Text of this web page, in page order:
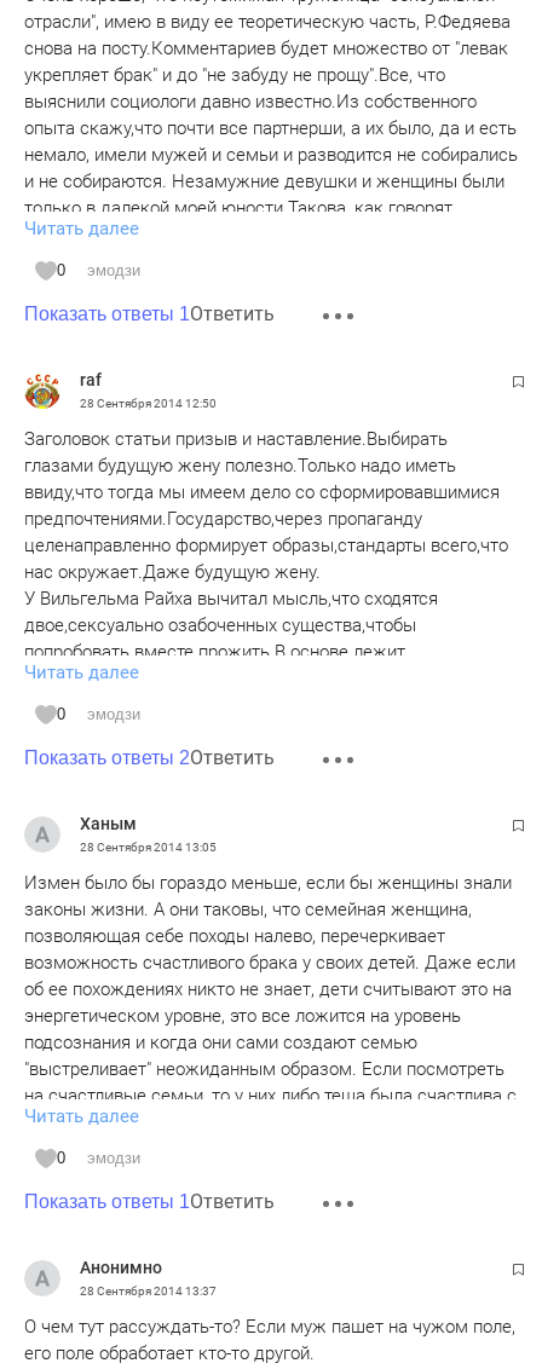
отрасли", имею в виду ее теоретическую часть, Р.Федяева
снова на посту.Комментариев будет множество от "левак
укрепляет брак" и до "не забуду не прощу".Все, что
выяснили социологи давно известно.Из собственного
опыта скажу,что почти все партнерши, а их было, да и есть
немало, имели мужей и семьи и разводится не собирались
и не собираются. Незамужние девушки и женщины были
только в далекой моей юности.Такова, как говорят
многоопытнейшие в этой части человеческой жизни
французы: "се ля ви". И ничего тут не изменишь.А
Р.Федяевой желаю успеха и не только в постах, но и в
личной жизни. Почему то многие умные и даже красивые
исключение из этого числа.
Читать далее
0 эмодзи
Показать ответы 1Ответить
raf
28 Сентября 201412:50
Заголовок статьи призыв и наставление.Выбирать
глазами будущую жену полезно.Только надо иметь
ввиду,что тогда мы имеем дело со сформировавшимися
предпочтениями.Государство,через пропаганду
целенаправленно формирует образы,стандарты всего,что
нас окружает.Даже будущую жену.
У Вильгельма Райха вычитал мысль,что сходятся
двое,сексуально озабоченных существа,чтобы
попробовать вместе прожить.В основе лежит
Тело,мужчины и женщины.Взгляд,слух важные
черты.Важнее,оказывается Запах тела,друг для
друга.Женщины,да и мужчины пользуясь
духами,одеколоном скрывают истинный запах
значения запаху тела.Но по прошествии времени,он
начинает диктовать условия.Так что присмотритесь к
важнее всего.Тут,оказывается,что это химия на три
года,после проходит.
Читать далее
0 эмодзи
Показать ответы 2Ответить
Ханым
28 Сентября 201413:05
Измен было бы гораздо меньше, если бы женщины знали
законы жизни. А они таковы, что семейная женщина,
позволяющая себе походы налево, перечеркивает
возможность счастливого брака у своих детей. Даже если
об ее похождениях никто не знает, дети считывают это на
энергетическом уровне, это все ложится на уровень
подсознания и когда они сами создают семью
"выстреливает" неожиданным образом. Если посмотреть
на счастливые семьи, то у них либо теща была счастлива с
мужем, передав дочери правильные модели поведения
либо дочь хорошо "поработала" над собой, поменяв свои
детские сценарии (но на это уходят годы).
Читать далее
0 эмодзи
Показать ответы 1Ответить
Анонимно
28 Сентября 201413:37
О чем тут рассуждать-то? Если муж пашет на чужом поле,
его поле обработает кто-то другой.